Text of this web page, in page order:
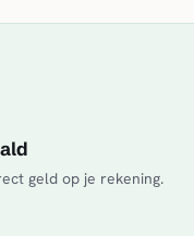
geld op je rekening.